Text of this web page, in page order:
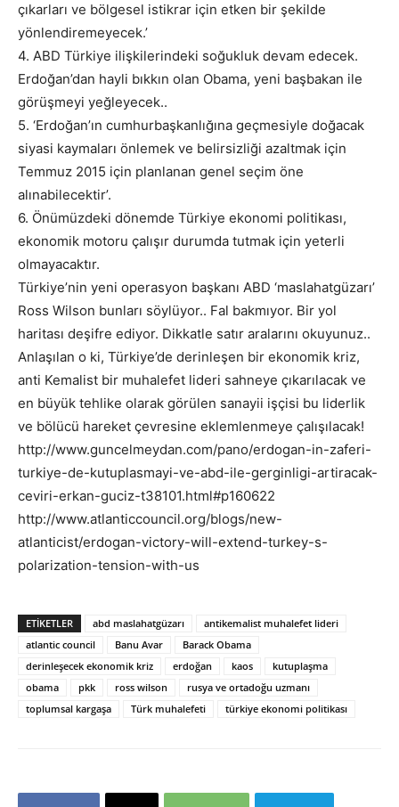
çıkarları ve bölgesel istikrar için etken bir şekilde
yönlendiremeyecek.’
4. ABD Türkiye ilişkilerindeki soğukluk devam edecek.
Erdoğan’dan hayli bıkkın olan Obama, yeni başbakan ile
görüşmeyi yeğleyecek..
5. ‘Erdoğan’ın cumhurbaşkanlığına geçmesiyle doğacak
siyasi kaymaları önlemek ve belirsizliği azaltmak için
Temmuz 2015 için planlanan genel seçim öne
alınabilecektir’.
6. Önümüzdeki dönemde Türkiye ekonomi politikası,
ekonomik motoru çalışır durumda tutmak için yeterli
olmayacaktır.
Türkiye’nin yeni operasyon başkanı ABD ‘maslahatgüzarı’
Ross Wilson bunları söylüyor.. Fal bakmıyor. Bir yol
haritası deşifre ediyor. Dikkatle satır aralarını okuyunuz..
Anlaşılan o ki, Türkiye’de derinleşen bir ekonomik kriz,
anti Kemalist bir muhalefet lideri sahneye çıkarılacak ve
en büyük tehlike olarak görülen sanayii işçisi bu liderlik
ve bölücü hareket çevresine eklemlenmeye çalışılacak!
http://www.guncelmeydan.com/pano/erdogan-in-zaferi-
turkiye-de-kutuplasmayi-ve-abd-ile-gerginligi-artiracak-
ceviri-erkan-guciz-t38101.html#p160622
http://www.atlanticcouncil.org/blogs/new-
atlanticist/erdogan-victory-will-extend-turkey-s-
polarization-tension-with-us
ETIKETLER abd maslahatgüzarı
antikemalist muhalefet lideri
atlantic council
Banu Avar
Barack Obama
derinleşecek ekonomik kriz
erdoğan kaos
kutuplaşma
obama
pkk ross wilson
rusya ve ortadoğu uzmanı
toplumsal kargaşa
Türk muhalefeti türkiye ekonomi politikası